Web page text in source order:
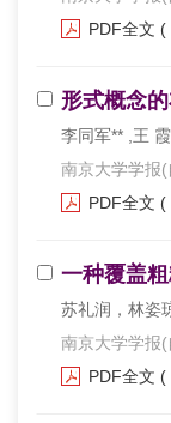
PDF全文 (
形式概念
李同军** ,王
南京大学学报
PDF全文 (
一种覆盖
苏礼润，林姿
南京大学学报
PDF全文 (